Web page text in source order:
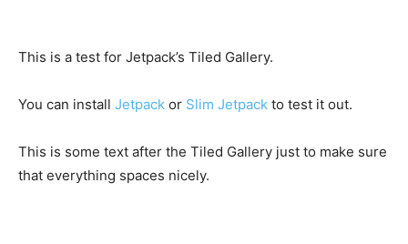
This is a test for Jetpack’s Tiled Gallery.
You can install Jetpack or Slim Jetpack to test it out.
This is some text after the Tiled Gallery just to make sure
that everything spaces nicely.